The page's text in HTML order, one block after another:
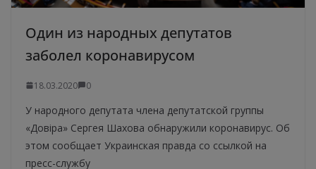
Один из народных депутатов
заболел коронавирусом
18.03.2020 0
У народного депутата члена депутатской группы
«Довіра» Сергея Шахова обнаружили коронавирус. Об
этом сообщает Украинская правда со ссылкой на
пресс-службу